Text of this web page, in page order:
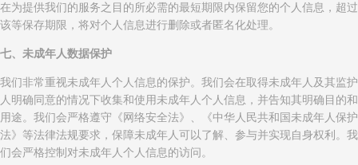
在为提供我们的服务之目的所必需的最短期限内保留您的个人信息，超过
该等保存期限，将对个人信息进行删除或者匿名化处理。
七、未成年人数据保护
我们非常重视未成年人个人信息的保护。我们会在取得未成年人及其监护
人明确同意的情况下收集和使用未成年人个人信息，并告知其明确目的和
用途。我们会严格遵守《网络安全法》、《中华人民共和国未成年人保护
法》等法律法规要求，保障未成年人可以了解、参与并实现自身权利。我
们会严格控制对未成年人个人信息的访问。